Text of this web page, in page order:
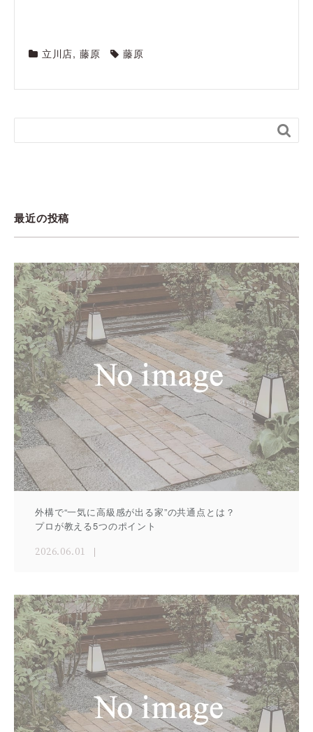
立川店, 藤原 藤原

最近の投稿
外構で“一気に高級感が出る家”の共通点とは？
プロが教える5つのポイント
2026.06.01